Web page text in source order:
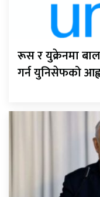
रूस र युक्रेनमा
गर्न युनिसेफको